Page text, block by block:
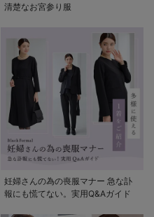
清楚なお宮参り服
妊婦さんの為の喪服マナー 急な訃
報にも慌てない。実用Q&Aガイド